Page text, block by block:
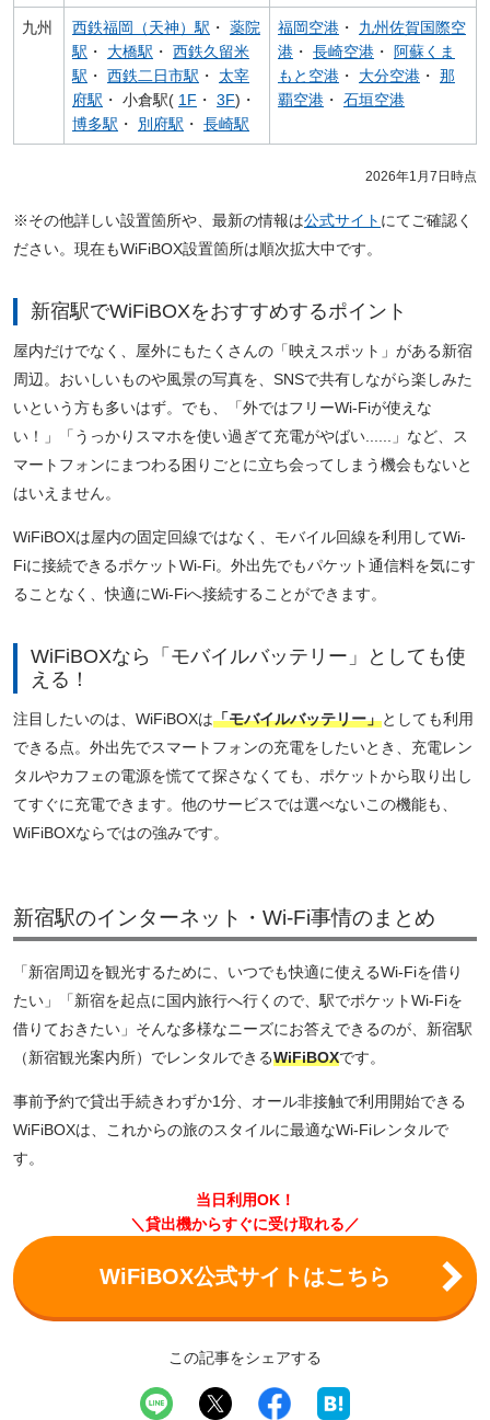
九州 西鉄福岡（天神）駅 ・ 薬院
駅 ・ 大橋駅 ・ 西鉄久留米
駅 ・ 西鉄二日市駅 ・ 太宰
府駅 ・ 小倉駅( 1F ・ 3F)・
博多駅 ・ 別府駅 ・ 長崎駅
福岡空港 ・ 九州佐賀国際空
港 ・ 長崎空港 ・ 阿蘇くま
もと空港 ・ 大分空港 ・ 那
覇空港 ・ 石垣空港
2026年1月7日時点
※その他詳しい設置箇所や、最新の情報は公式サイト にてご確認く
ださい。現在もWiFiBOX設置箇所は順次拡大中です。
新宿駅でWiFiBOXをおすすめするポイント
屋内だけでなく、屋外にもたくさんの「映えスポット」がある新宿
周辺。おいしいものや風景の写真を、SNSで共有しながら楽しみた
いという方も多いはず。でも、「外ではフリーWi-Fiが使えな
い！」「うっかりスマホを使い過ぎて充電がやばい......」など、ス
マートフォンにまつわる困りごとに立ち会ってしまう機会もないと
はいえません。
WiFiBOXは屋内の固定回線ではなく、モバイル回線を利用してWi-
Fiに接続できるポケットWi-Fi。外出先でもパケット通信料を気にす
ることなく、快適にWi-Fiへ接続することができます。
WiFiBOXなら「モバイルバッテリー」としても使
える！
注目したいのは、WiFiBOXは「モバイルバッテリー」としても利用
できる点。外出先でスマートフォンの充電をしたいとき、充電レン
タルやカフェの電源を慌てて探さなくても、ポケットから取り出し
てすぐに充電できます。他のサービスでは選べないこの機能も、
WiFiBOXならではの強みです。
新宿駅のインターネット・Wi-Fi事情のまとめ
「新宿周辺を観光するために、いつでも快適に使えるWi-Fiを借り
たい」「新宿を起点に国内旅行へ行くので、駅でポケットWi-Fiを
借りておきたい」そんな多様なニーズにお答えできるのが、新宿駅
（新宿観光案内所）でレンタルできるWiFiBOXです。
事前予約で貸出手続きわずか1分、オール非接触で利用開始できる
WiFiBOXは、これからの旅のスタイルに最適なWi-Fiレンタルで
す。
当日利用OK！
＼貸出機からすぐに受け取れる／
WiFiBOX公式サイトはこちら
この記事をシェアする